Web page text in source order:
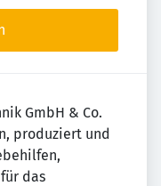
GmbH & Co.
produziert und
das